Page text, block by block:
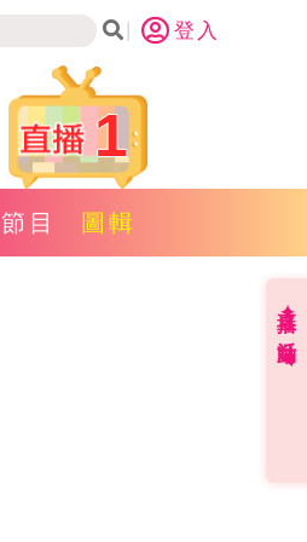
登入
1
節目 圖輯
直播✦活動